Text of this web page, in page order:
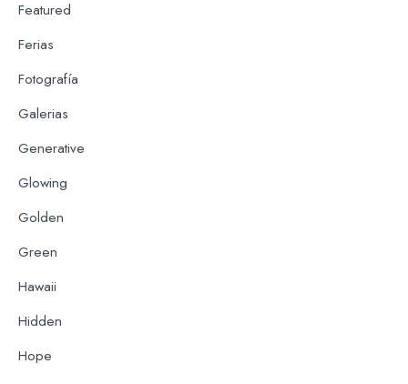
Featured
Ferias
Fotografía
Galerias
Generative
Glowing
Golden
Green
Hawaii
Hidden
Hope